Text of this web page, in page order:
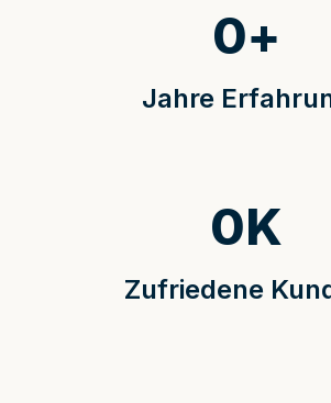
Jahre
0+
Zufriedene
0K